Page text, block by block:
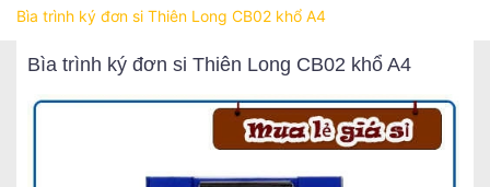
Bìa trình ký đơn si Thiên Long CB02 khổ A4
Bìa trình ký đơn si Thiên Long CB02 khổ A4